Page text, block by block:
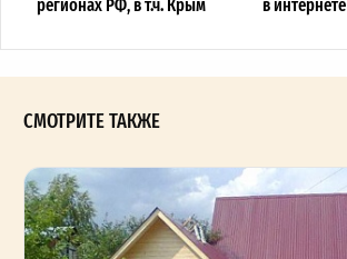
СМОТРИТЕ ТАКЖЕ